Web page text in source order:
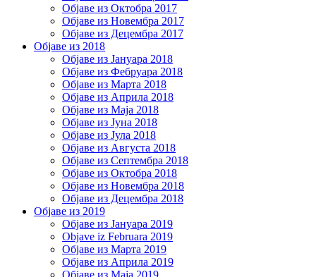
Објаве из Октобра 2017
Објаве из Новембра 2017
Објаве из Децембра 2017
Објаве из 2018
Објаве из Јануара 2018
Објаве из Фебруара 2018
Објаве из Марта 2018
Објаве из Априла 2018
Објаве из Маја 2018
Објаве из Јуна 2018
Објаве из Јула 2018
Објаве из Августа 2018
Објаве из Септембра 2018
Објаве из Октобра 2018
Објаве из Новембра 2018
Објаве из Децембра 2018
Објаве из 2019
Објаве из Јануара 2019
Objave iz Februara 2019
Објаве из Марта 2019
Објаве из Априла 2019